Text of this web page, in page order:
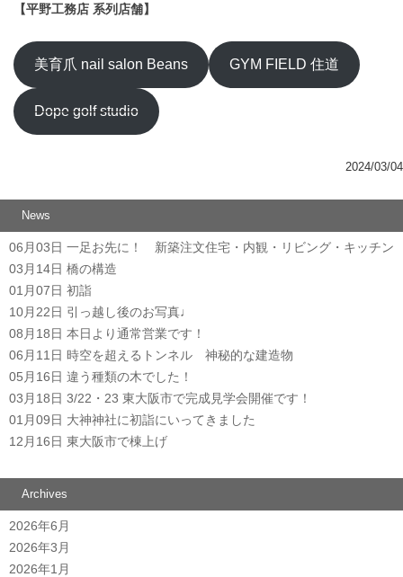
【平野工務店 系列店舗】
美育爪 nail salon Beans GYM FIELD 住道
Dope golf studio
2024/03/04
News
06月03日 一足お先に！ 新築注文住宅・内観・リビング・キッチン
03月14日 橋の構造
01月07日 初詣
10月22日 引っ越し後のお写真♩
08月18日 本日より通常営業です！
06月11日 時空を超えるトンネル 神秘的な建造物
05月16日 違う種類の木でした！
03月18日 3/22・23 東大阪市で完成見学会開催です！
01月09日 大神神社に初詣にいってきました
12月16日 東大阪市で棟上げ
Archives
2026年6月
2026年3月
2026年1月